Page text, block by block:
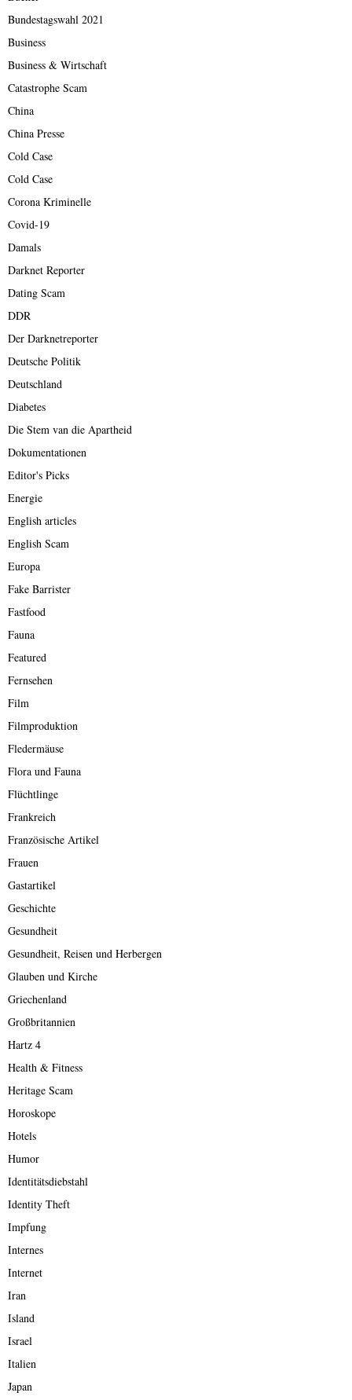
Bundestagswahl 2021
Business
Business & Wirtschaft
Catastrophe Scam
China
China Presse
Cold Case
Cold Case
Corona Kriminelle
Covid-19
Damals
Darknet Reporter
Dating Scam
DDR
Der Darknetreporter
Deutsche Politik
Deutschland
Diabetes
Die Stem van die Apartheid
Dokumentationen
Editor's Picks
Energie
English articles
English Scam
Europa
Fake Barrister
Fastfood
Fauna
Featured
Fernsehen
Film
Filmproduktion
Fledermäuse
Flora und Fauna
Flüchtlinge
Frankreich
Französische Artikel
Frauen
Gastartikel
Geschichte
Gesundheit
Gesundheit, Reisen und Herbergen
Glauben und Kirche
Griechenland
Großbritannien
Hartz 4
Health & Fitness
Heritage Scam
Horoskope
Hotels
Humor
Identitätsdiebstahl
Identity Theft
Impfung
Internes
Internet
Iran
Island
Israel
Italien
Japan